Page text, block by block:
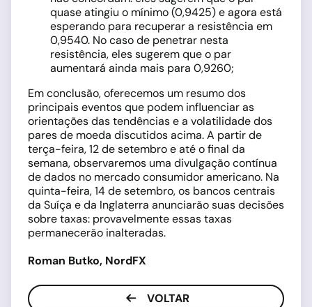
quase atingiu o mínimo (0,9425) e agora está
esperando para recuperar a resistência em
0,9540. No caso de penetrar nesta
resistência, eles sugerem que o par
aumentará ainda mais para 0,9260;
Em conclusão, oferecemos um resumo dos
principais eventos que podem influenciar as
orientações das tendências e a volatilidade dos
pares de moeda discutidos acima. A partir de
terça-feira, 12 de setembro e até o final da
semana, observaremos uma divulgação contínua
de dados no mercado consumidor americano. Na
quinta-feira, 14 de setembro, os bancos centrais
da Suíça e da Inglaterra anunciarão suas decisões
sobre taxas: provavelmente essas taxas
permanecerão inalteradas.
Roman Butko, NordFX
VOLTAR